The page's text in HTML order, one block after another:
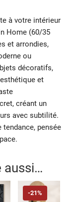
à votre intérieur
Home (60/35
et arrondies,
ou
décoratifs,
et
créant un
avec subtilité.
pensée
aussi…
-21%